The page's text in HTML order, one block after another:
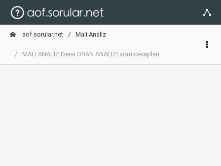
aof.sorular.net Mali Analiz
MALİ ANALİZ Dersi ORAN ANALİZİ soru cevapları